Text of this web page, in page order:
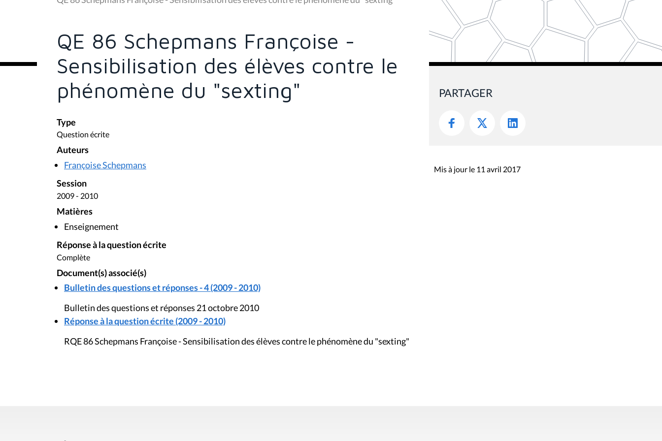
s
sQE 86 Schepmans Françoise -
Sensibilisation des élèves contre le
phénomène du "sexting"
Type
Question écrite
Auteurs
Françoise Schepmans
Session
2009 - 2010
Matières
Enseignement
Réponse à la question écrite
Complète
Document(s) associé(s)
Bulletin des questions et réponses - 4 (2009 - 2010)
Bulletin des questions et réponses 21 octobre 2010
Réponse à la question écrite (2009 - 2010)
RQE 86 Schepmans Françoise - Sensibilisation des élèves contre le phénomène du "sexting"
PARTAGER
Mis à jour le 11 avril 2017